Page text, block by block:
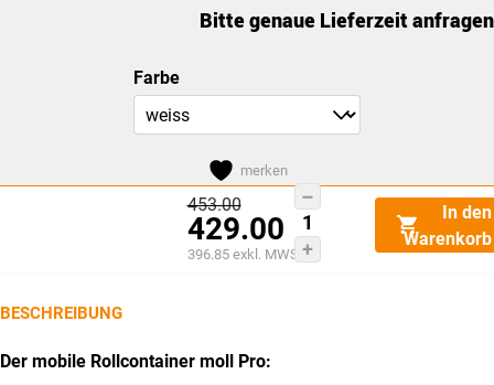
Bitte genaue Lieferzeit anfragen
Farbe
merken
453.00Ursprünglicher
Preis
war:
CHF453.00
429.00
Aktueller
396.85exkl. MWST
moll
Pro
(Winner
In den
Warenkorb
Dieses
Produkt
weist
BESCHREIBUNG
Der mobile Rollcontainer moll Pro: